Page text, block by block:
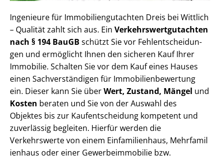
Ingenieure für Im­mo­bi­li­en­gut­ach­ten Dreis bei Wittlich
– Qualität zahlt sich aus. Ein Ver­kehrs­wert­gut­ach­ten
nach § 194 BauGB schützt Sie vor Fehl­ent­schei­dun­
gen und ermöglicht Ihnen den sicheren Kauf Ihrer
Immobilie. Schalten Sie vor dem Kauf eines Hauses
einen Sach­ver­stän­di­gen für Im­mo­bi­li­en­be­wer­tung
ein. Dieser kann Sie überWert, Zustand, Mängel und
Kosten beraten und Sie von der Auswahl des
Objektes bis zur Kauf­ent­schei­dung kompetent und
zuverlässig begleiten. Hierfür werden die
Verkehrswerte von einem Einfamilienhaus, Mehr­fa­mi­l
i­en­haus oder einer Ge­wer­be­im­mo­bi­lie bzw.